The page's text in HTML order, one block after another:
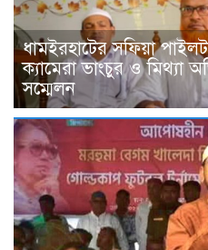
ধামইরহাটের সফিয়া
ক্যামেরা ভাংচুর ও মিথ্যা
সম্মেলন